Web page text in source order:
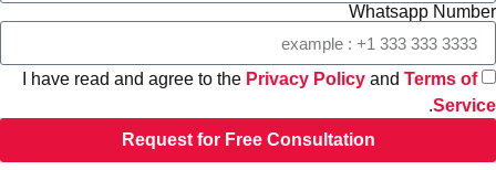
Whatsapp Number
I have read and agree to the Privacy Policy and Terms of
Service
.
Request for Free Consultation